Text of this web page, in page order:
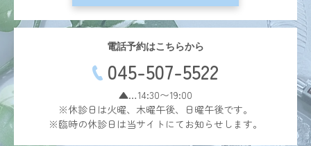
電話予約はこちらから
045-507-5522
▲…14:30〜19:00
※休診日は火曜、木曜午後、日曜午後です。
※臨時の休診日は当サイトにてお知らせします。